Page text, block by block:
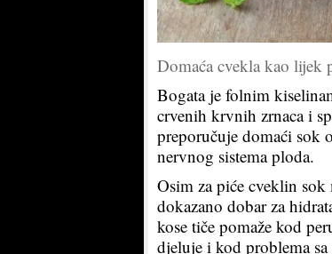
Domaća cvekla kao lijek
Bogata je folnim
crvenih krvnih zrnaca i
preporučuje domaći sok
nervnog sistema ploda.
Osim za piće cveklin
dokazano dobar za
kose tiče pomaže kod
djeluje i kod problema